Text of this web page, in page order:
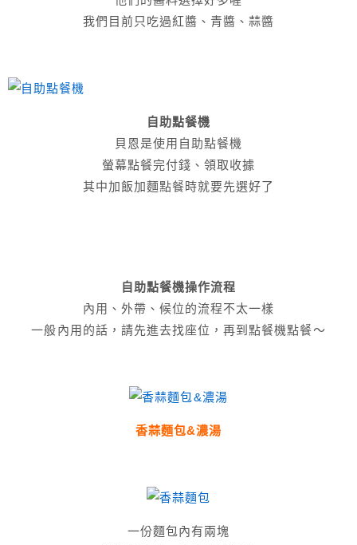
我們目前只吃過紅醬、青醬、蒜醬
自助點餐機
貝恩是使用自助點餐機
螢幕點餐完付錢、領取收據
其中加飯加麵點餐時就要先選好了
自助點餐機操作流程
內用、外帶、候位的流程不太一樣
一般內用的話，請先進去找座位，再到點餐機點餐～
香蒜麵包&濃湯
一份麵包內有兩塊